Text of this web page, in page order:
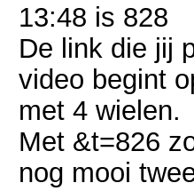
13:48 is 828
De link die jij
video begint
met 4 wielen.
Met &t=826
nog mooi